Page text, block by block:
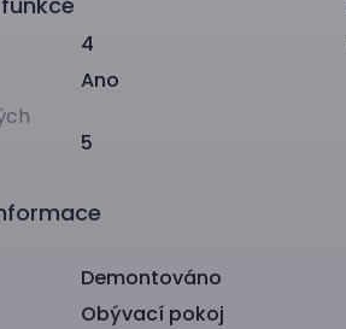
4
Ano
5
Demontováno
Obývací pokoj